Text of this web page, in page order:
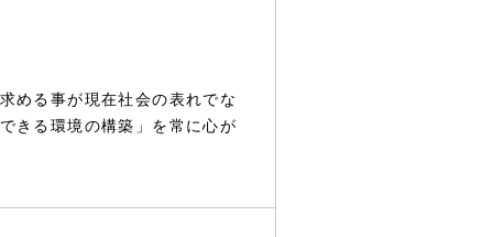
める事が現在社会の表れでな
きる環境の構築」を常に心が